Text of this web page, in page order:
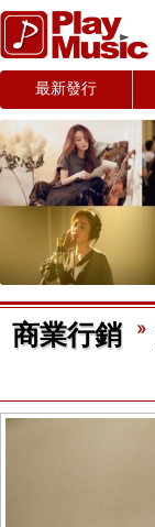
最新發行
商業行銷